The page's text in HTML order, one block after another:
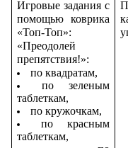
Игровые задания с
помощью коврика
«Топ-Топ»:
«Преодолей
препятствия!»:
по квадратам,
по зеленым
таблеткам,
по кружочкам,
по красным
таблеткам,